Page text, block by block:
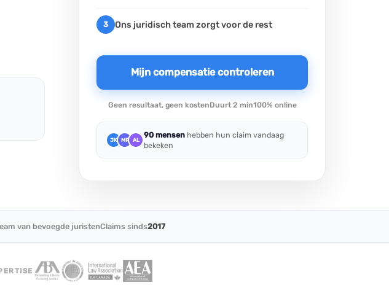
3 Ons juridisch team zorgt voor de rest
Mijn compensatie controleren
Geen resultaat, geen kostenDuurt 2 min100% online
JK MR AL
90 mensen hebben hun claim vandaag
bekeken
van bevoegde juristenClaims sinds2017